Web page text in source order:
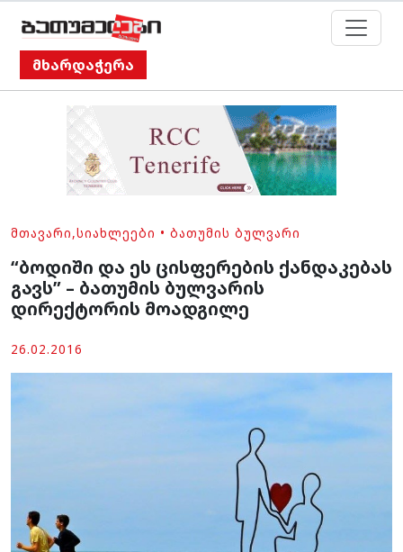
მხარდაჭერა
ᲛᲗᲐᲕᲐᲠᲘ,ᲡᲘᲐᲮᲚᲔᲔᲑᲘ • ᲑᲐᲗᲣᲛᲘᲡ ᲑᲣᲚᲕᲐᲠᲘ
“ბოდიში და ეს ცისფერების ქანდაკებას
გავს” – ბათუმის ბულვარის
დირექტორის მოადგილე
26.02.2016